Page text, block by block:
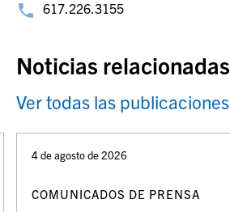
617.226.3155
Noticias relacionadas
Ver todas las publicaciones
4 de agosto de 2026
COMUNICADOS DE PRENSA